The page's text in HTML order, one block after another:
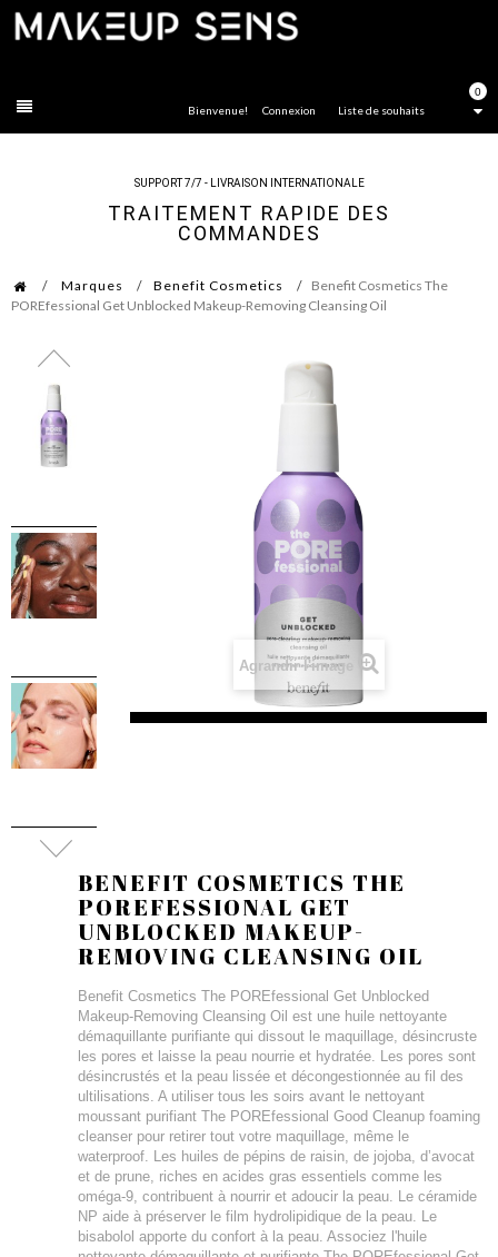
0
Liste de souhaits
Bienvenue! Connexion
SUPPORT 7/7 - LIVRAISON INTERNATIONALE
TRAITEMENT RAPIDE DES
COMMANDES
Marques Benefit Cosmetics
Benefit Cosmetics The
POREfessional Get Unblocked Makeup-Removing Cleansing Oil
Agrandir l'image
BENEFIT COSMETICS THE
POREFESSIONAL GET
UNBLOCKED MAKEUP-
REMOVING CLEANSING OIL
Benefit Cosmetics The POREfessional Get Unblocked
Makeup-Removing Cleansing Oil est une huile nettoyante
démaquillante purifiante qui dissout le maquillage, désincruste
les pores et laisse la peau nourrie et hydratée. Les pores sont
désincrustés et la peau lissée et décongestionnée au fil des
ultilisations. A utiliser tous les soirs avant le nettoyant
moussant purifiant The POREfessional Good Cleanup foaming
cleanser pour retirer tout votre maquillage, même le
waterproof. Les huiles de pépins de raisin, de jojoba, d’avocat
et de prune, riches en acides gras essentiels comme les
oméga-9, contribuent à nourrir et adoucir la peau. Le céramide
NP aide à préserver le film hydrolipidique de la peau. Le
bisabolol apporte du confort à la peau. Associez l'huile